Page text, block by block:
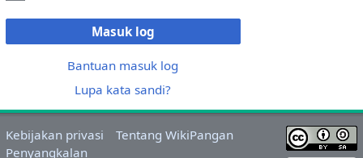
Masuk log
Bantuan masuk log
Lupa kata sandi?
Kebijakan privasi
Tentang WikiPangan
Penyangkalan